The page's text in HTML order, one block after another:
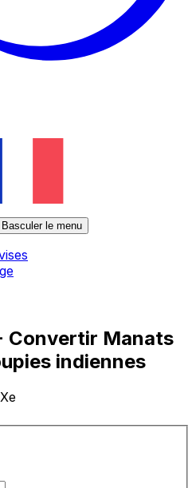
Basculer le menu
Convertir Manats
indiennes